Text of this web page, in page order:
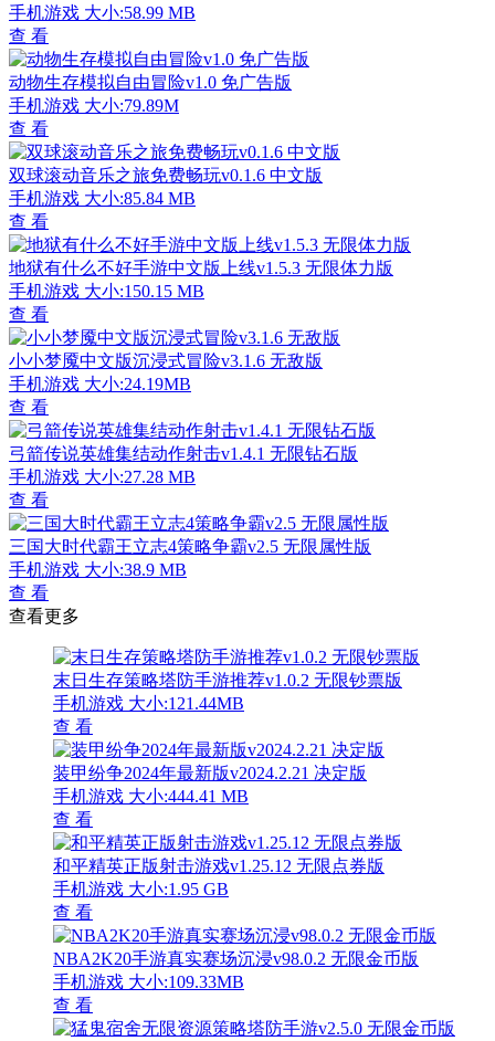
手机游戏 大小:58.99 MB
查 看
动物生存模拟自由冒险v1.0 免广告版
手机游戏 大小:79.89M
查 看
双球滚动音乐之旅免费畅玩v0.1.6 中文版
手机游戏 大小:85.84 MB
查 看
地狱有什么不好手游中文版上线v1.5.3 无限体力版
手机游戏 大小:150.15 MB
查 看
小小梦魇中文版沉浸式冒险v3.1.6 无敌版
手机游戏 大小:24.19MB
查 看
弓箭传说英雄集结动作射击v1.4.1 无限钻石版
手机游戏 大小:27.28 MB
查 看
三国大时代霸王立志4策略争霸v2.5 无限属性版
手机游戏 大小:38.9 MB
查 看
查看更多
末日生存策略塔防手游推荐v1.0.2 无限钞票版
手机游戏 大小:121.44MB
查 看
装甲纷争2024年最新版v2024.2.21 决定版
手机游戏 大小:444.41 MB
查 看
和平精英正版射击游戏v1.25.12 无限点券版
手机游戏 大小:1.95 GB
查 看
NBA2K20手游真实赛场沉浸v98.0.2 无限金币版
手机游戏 大小:109.33MB
查 看